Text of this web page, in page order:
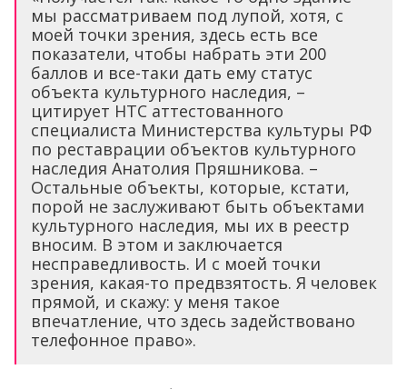
мы рассматриваем под лупой, хотя, с
моей точки зрения, здесь есть все
показатели, чтобы набрать эти 200
баллов и все-таки дать ему статус
объекта культурного наследия, –
цитирует НТС аттестованного
специалиста Министерства культуры РФ
по реставрации объектов культурного
наследия Анатолия Пряшникова. –
Остальные объекты, которые, кстати,
порой не заслуживают быть объектами
культурного наследия, мы их в реестр
вносим. В этом и заключается
несправедливость. И с моей точки
зрения, какая-то предвзятость. Я человек
прямой, и скажу: у меня такое
впечатление, что здесь задействовано
телефонное право».